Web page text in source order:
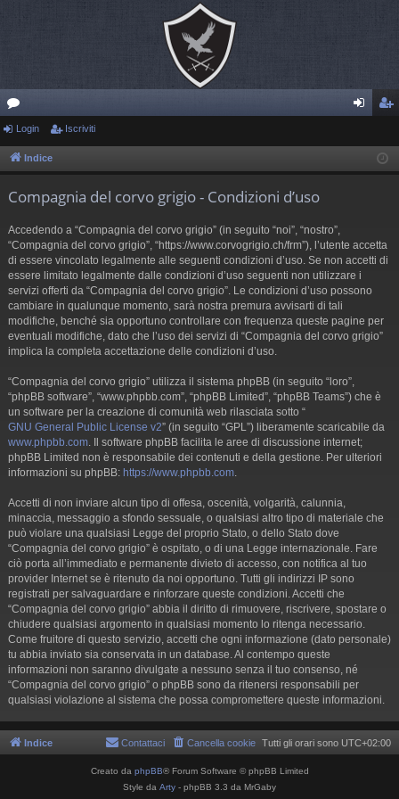
or
u riv
Login Iscriviti
Indice
Compagnia del corvo grigio - Condizioni d’uso
Accedendo a “Compagnia del corvo grigio” (in seguito “noi”, “nostro”,
“Compagnia del corvo grigio”, “https://www.corvogrigio.ch/frm”), l’utente accetta
di essere vincolato legalmente alle seguenti condizioni d’uso. Se non accetti di
essere limitato legalmente dalle condizioni d’uso seguenti non utilizzare i
servizi offerti da “Compagnia del corvo grigio”. Le condizioni d’uso possono
cambiare in qualunque momento, sarà nostra premura avvisarti di tali
modifiche, benché sia opportuno controllare con frequenza queste pagine per
eventuali modifiche, dato che l’uso dei servizi di “Compagnia del corvo grigio”
implica la completa accettazione delle condizioni d’uso.
“Compagnia del corvo grigio” utilizza il sistema phpBB (in seguito “loro”,
“phpBB software”, “www.phpbb.com”, “phpBB Limited”, “phpBB Teams”) che è
un software per la creazione di comunità web rilasciata sotto “
GNU General Public License v2” (in seguito “GPL”) liberamente scaricabile da
www.phpbb.com . Il software phpBB facilita le aree di discussione internet;
phpBB Limited non è responsabile dei contenuti e della gestione. Per ulteriori
informazioni su phpBB: https://www.phpbb.com
Accetti di non inviare alcun tipo di offesa, oscenità, volgarità, calunnia,
minaccia, messaggio a sfondo sessuale, o qualsiasi altro tipo di materiale che
può violare una qualsiasi Legge del proprio Stato, o dello Stato dove
“Compagnia del corvo grigio” è ospitato, o di una Legge internazionale. Fare
ciò porta all’immediato e permanente divieto di accesso, con notifica al tuo
provider Internet se è ritenuto da noi opportuno. Tutti gli indirizzi IP sono
registrati per salvaguardare e rinforzare queste condizioni. Accetti che
“Compagnia del corvo grigio” abbia il diritto di rimuovere, riscrivere, spostare o
chiudere qualsiasi argomento in qualsiasi momento lo ritenga necessario.
Come fruitore di questo servizio, accetti che ogni informazione (dato personale)
tu abbia inviato sia conservata in un database. Al contempo queste
informazioni non saranno divulgate a nessuno senza il tuo consenso, né
“Compagnia del corvo grigio” o phpBB sono da ritenersi responsabili per
qualsiasi violazione al sistema che possa compromettere queste informazioni.
Indice Tutti gli orari sono UTC+02:00
Cancella cookie
Contattaci
Creato da phpBB® Forum Software © phpBB Limited
Style da Arty - phpBB 3.3 da MrGaby